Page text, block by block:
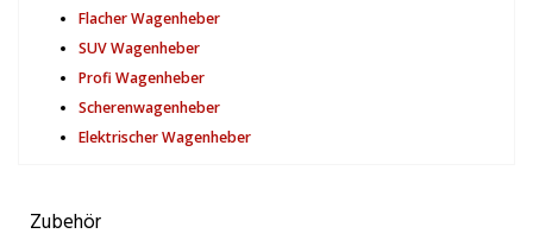
Flacher Wagenheber
SUV Wagenheber
Profi Wagenheber
Scherenwagenheber
Elektrischer Wagenheber
Zubehör